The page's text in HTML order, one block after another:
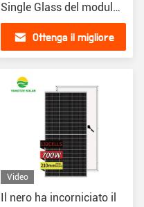
Single Glass del modulo
580W
Ottenga il migliore
Video
Il nero ha incorniciato il